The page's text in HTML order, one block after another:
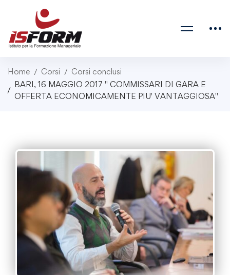
Home Corsi
Corsi conclusi
BARI, 16 MAGGIO 2017 " COMMISSARI DI GARA E
OFFERTA ECONOMICAMENTE PIU' VANTAGGIOSA"